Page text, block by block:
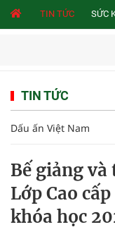
TIN TỨC SỨC
TIN TỨC
Dấu ấn Việt Nam
Bế giảng
Lớp Cao
khóa học